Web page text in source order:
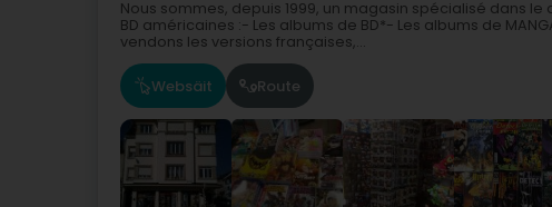
Nous sommes, depuis 1999, un magasin spécialisé dans
BD américaines :- Les albums de BD*- Les albums de
vendons les versions françaises,...
Websäit Route